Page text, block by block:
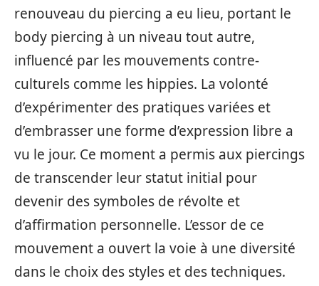
renouveau du piercing a eu lieu, portant le
body piercing à un niveau tout autre,
influencé par les mouvements contre-
culturels comme les hippies. La volonté
d’expérimenter des pratiques variées et
d’embrasser une forme d’expression libre a
vu le jour. Ce moment a permis aux piercings
de transcender leur statut initial pour
devenir des symboles de révolte et
d’affirmation personnelle. L’essor de ce
mouvement a ouvert la voie à une diversité
dans le choix des styles et des techniques.